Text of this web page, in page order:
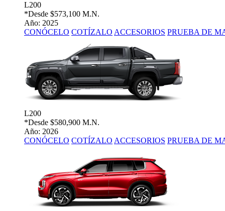
L200
*Desde $573,100 M.N.
Año: 2025
CONÓCELO COTÍZALO ACCESORIOS PRUEBA DE
L200
*Desde $580,900 M.N.
Año: 2026
CONÓCELO COTÍZALO ACCESORIOS PRUEBA DE